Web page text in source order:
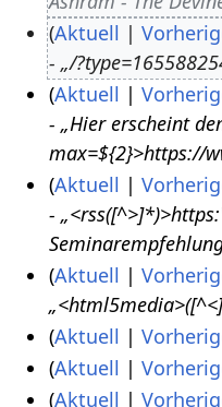
4
O
o
0
2
9
u
2
2
3
Aktuell
- „/
A
u
2
Aktuell
- „Hier erscheint
max=${2}>https://
u
n
Aktuell
-
5
J
Aktuell
7
Aktuell
K
e
Aktuell
KAktuell